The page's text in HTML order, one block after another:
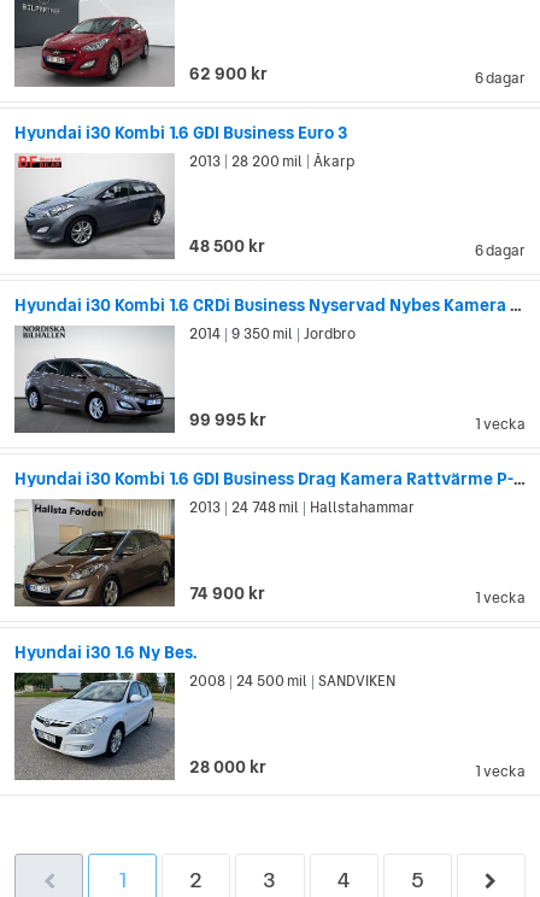
6 dagar
62 900 kr
Hyundai i30 Kombi 1.6 GDI Business Euro 3
6 dagar
2013 28 200 mil Åkarp
48 500 kr
Hyundai i30 Kombi 1.6 CRDi Business Nyservad Nybes Kamera Värmare
1 vecka
2014 9 350 mil Jordbro
99 995 kr
Hyundai i30 Kombi 1.6 GDI Business Drag Kamera Rattvärme P-Sensorer
1 vecka
2013 24 748 mil Hallstahammar
74 900 kr
Hyundai i30 1.6 Ny Bes.
1 vecka
2008 24 500 mil SANDVIKEN
28 000 kr
1 2 3 4 5